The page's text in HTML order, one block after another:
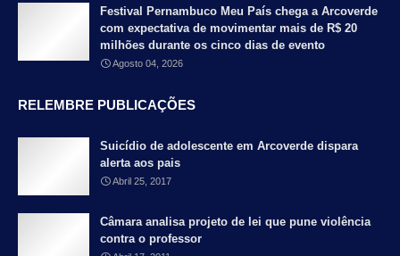
Festival Pernambuco Meu País chega a Arcoverde
com expectativa de movimentar mais de R$ 20
milhões durante os cinco dias de evento
Agosto 04, 2026
RELEMBRE PUBLICAÇÕES
Suicídio de adolescente em Arcoverde dispara
alerta aos pais
Abril 25, 2017
Câmara analisa projeto de lei que pune violência
contra o professor